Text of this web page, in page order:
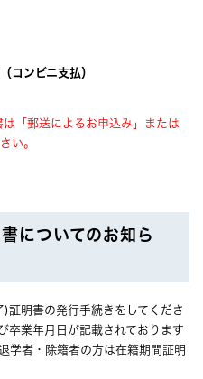
コンビニ支払）
「郵送によるお申込み」または
い。
についてのお知ら
証明書の発行手続きをしてくださ
卒業年月日が記載されております
学者・除籍者の方は在籍期間証明